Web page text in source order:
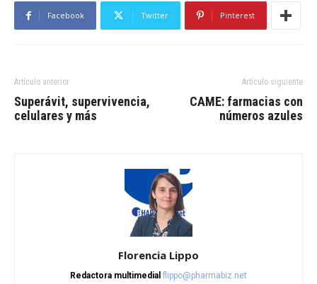
Facebook Twitter Pinterest
Artículo anterior
Superávit, supervivencia,
celulares y más
Artículo siguiente
CAME: farmacias con
números azules
Florencia Lippo
Redactora multimedial flippo@pharmabiz.net